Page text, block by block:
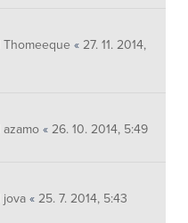
Thomeeque « 27. 11. 2014,
azamo « 26. 10. 2014, 5:49
jova « 25. 7. 2014, 5:43